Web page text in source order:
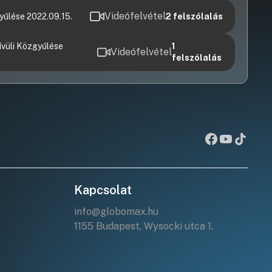
2022.09.15. Videófelvétel2 felszólalás
Közgyűlése
Videófelvétel1
felszólalás
Kapcsolat
info@globomax.hu
1155 Budapest, Wysocki utca 1.